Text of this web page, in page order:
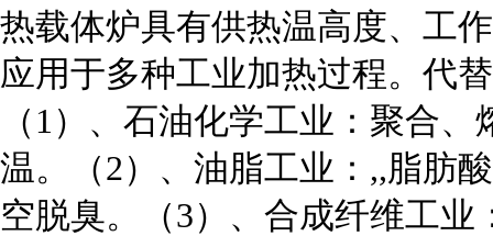
热载体炉具有供热温高度、工
应用于多种工业加热过程。代
（1）、石油化学工业：聚合
温。（2）、油脂工业：,,脂肪
空脱臭。（3）、合成纤维工